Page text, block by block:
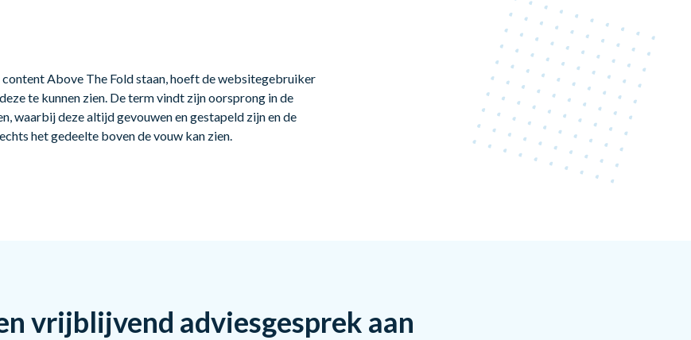
Above The Fold staan, hoeft de websitegebruiker
te kunnen zien. De term vindt zijn oorsprong in de
waarbij deze altijd gevouwen en gestapeld zijn en de
het gedeelte boven de vouw kan zien.
vrijblijvend adviesgesprek aan